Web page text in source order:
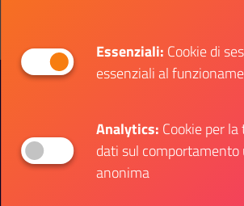
Contatti
Essenziali: Cookie di
essenziali al
Analytics: Cookie per
dati sul
anonima